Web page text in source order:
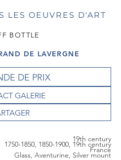
LES OEUVRES D'ART
BOTTLE
DE LAVERGNE
DE PRIX
GALERIE
19th century
1750-1850, 1850-1900, 19th century
France
Glass, Aventurine, Silver mount